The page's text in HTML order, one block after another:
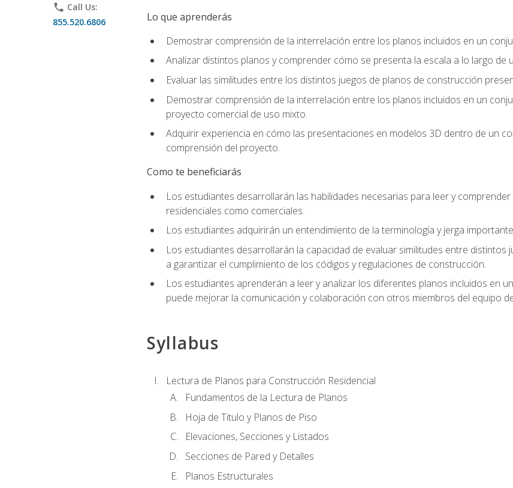
phone Call Us:
855.520.6806
Lo que aprenderás
Demostrar comprensión de la interrelación entre los planos incluidos en un
Analizar distintos planos y comprender cómo se presenta la escala a lo largo
Evaluar las similitudes entre los distintos juegos de planos de construcción
Demostrar comprensión de la interrelación entre los planos incluidos en un
proyecto comercial de uso mixto.
Adquirir experiencia en cómo las presentaciones en modelos 3D dentro de un
comprensión del proyecto.
Como te beneficiarás
Los estudiantes desarrollarán las habilidades necesarias para leer y
residenciales como comerciales.
Los estudiantes adquirirán un entendimiento de la terminología y jerga
Los estudiantes desarrollarán la capacidad de evaluar similitudes entre
a garantizar el cumplimiento de los códigos y regulaciones de construcción.
Los estudiantes aprenderán a leer y analizar los diferentes planos incluidos en
puede mejorar la comunicación y colaboración con otros miembros del equipo
Syllabus
Lectura de Planos para Construcción Residencial
Fundamentos de la Lectura de Planos
Hoja de Titulo y Planos de Piso
Elevaciones, Secciones y Listados
Secciones de Pared y Detalles
Planos Estructurales